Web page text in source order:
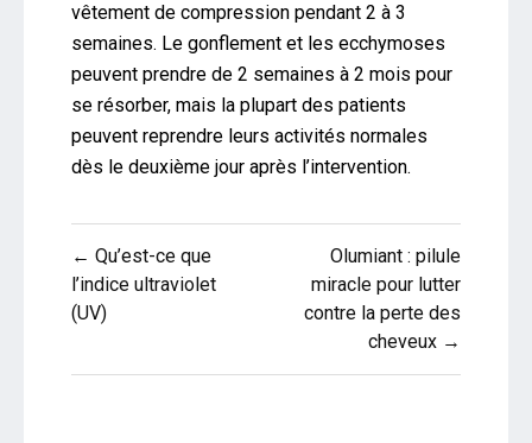
vêtement de compression pendant 2 à 3
semaines. Le gonflement et les ecchymoses
peuvent prendre de 2 semaines à 2 mois pour
se résorber, mais la plupart des patients
peuvent reprendre leurs activités normales
dès le deuxième jour après l’intervention.
Navigation
de
← Qu’est-ce que
l’indice ultraviolet
(UV)
Olumiant : pilule
miracle pour lutter
contre la perte des
cheveux →